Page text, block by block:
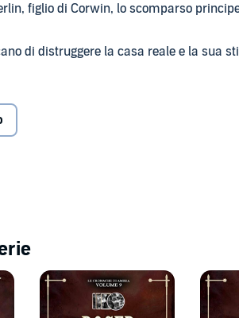
figlio di Corwin, lo scomparso
di distruggere la casa reale e la sua
fino al cuore stesso di Ambra.
una forza misteriosa che minaccia